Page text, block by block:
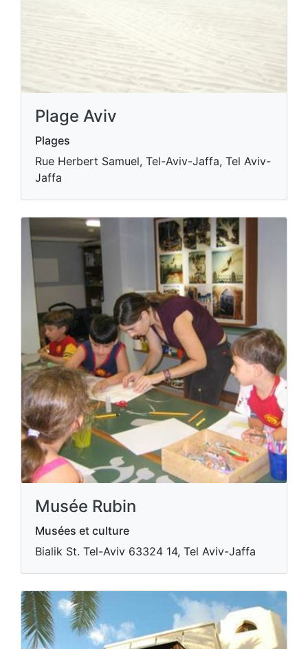
Plage Aviv
Plages
Rue Herbert Samuel, Tel-Aviv-Jaffa, Tel Aviv-
Jaffa
Musée Rubin
Musées et culture
Bialik St. Tel-Aviv​ 63324 14, Tel Aviv-Jaffa